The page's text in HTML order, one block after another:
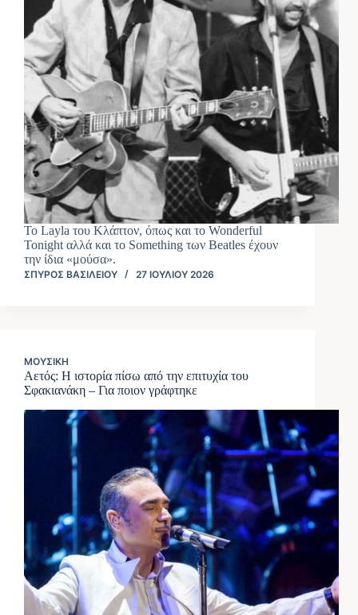
Το Layla του Κλάπτον, όπως και το Wonderful
Tonight αλλά και το Something των Beatles έχουν
την ίδια «μούσα».
ΣΠΎΡΟΣ ΒΑΣΙΛΕΊΟΥ 27 ΙΟΥΛΊΟΥ 2026
ΜΟΥΣΙΚΉ
Αετός: Η ιστορία πίσω από την επιτυχία του
Σφακιανάκη – Για ποιον γράφτηκε